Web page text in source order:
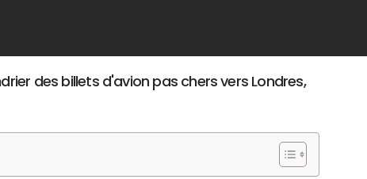
des billets d'avion pas chers vers Londres,